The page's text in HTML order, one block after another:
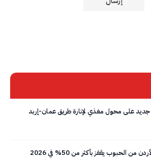
جديد على محول مغذي لإنارة طريق عمان-إربد
من الحبوب يقفز بأكثر من 50% في 2026